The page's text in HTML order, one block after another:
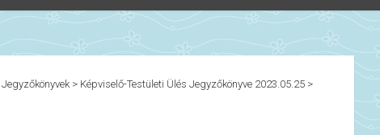
Jegyzőkönyvek> Képviselő-Testületi Ülés Jegyzőkönyve 2023.05.25 >